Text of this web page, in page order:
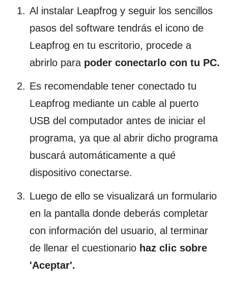
Al instalar Leapfrog y seguir los sencillos
pasos del software tendrás el icono de
Leapfrog en tu escritorio, procede a
abrirlo para poder conectarlo con tu PC.
Es recomendable tener conectado tu
Leapfrog mediante un cable al puerto
USB del computador antes de iniciar el
programa, ya que al abrir dicho programa
buscará automáticamente a qué
dispositivo conectarse.
Luego de ello se visualizará un formulario
en la pantalla donde deberás completar
con información del usuario, al terminar
de llenar el cuestionario haz clic sobre
'Aceptar'.